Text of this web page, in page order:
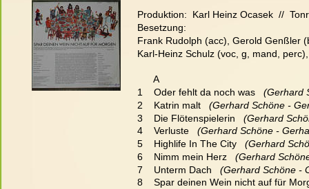
Produktion:  Karl Heinz Ocasek  //
Besetzung:
Frank Rudolph (acc), Gerold Genßler
Karl-Heinz Schulz (voc, g, mand,
      A
1    Oder fehlt da noch was
(Gerhard
2    Katrin malt
(Gerhard Schöne -
3    Die Flötenspielerin
(Gerhard
4    Verluste
(Gerhard Schöne -
5    Highlife In The City
(Gerhard
6    Nimm mein Herz
(Gerhard
7    Unterm Dach
(Gerhard Schöne -
8    Spar deinen Wein nicht auf für